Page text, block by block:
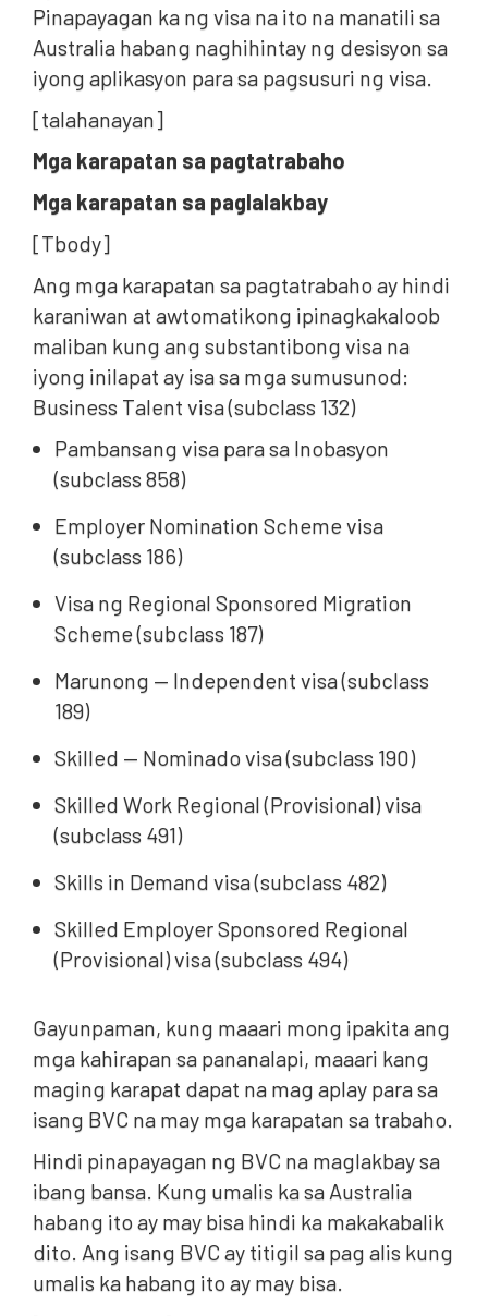
Pinapayagan ka ng visa na ito na manatili sa
Australia habang naghihintay ng desisyon sa
iyong aplikasyon para sa pagsusuri ng visa.
[talahanayan]
Mga karapatan sa pagtatrabaho
Mga karapatan sa paglalakbay
[Tbody]
Ang mga karapatan sa pagtatrabaho ay hindi
karaniwan at awtomatikong ipinagkakaloob
maliban kung ang substantibong visa na
iyong inilapat ay isa sa mga sumusunod:
Business Talent visa (subclass 132)
Pambansang visa para sa Inobasyon
(subclass 858)
Employer Nomination Scheme visa
(subclass 186)
Visa ng Regional Sponsored Migration
Scheme (subclass 187)
Marunong — Independent visa (subclass
189)
Skilled — Nominado visa (subclass 190)
Skilled Work Regional (Provisional) visa
(subclass 491)
Skills in Demand visa (subclass 482)
Skilled Employer Sponsored Regional
(Provisional) visa (subclass 494)
Gayunpaman, kung maaari mong ipakita ang
mga kahirapan sa pananalapi, maaari kang
maging karapat dapat na mag aplay para sa
isang BVC na may mga karapatan sa trabaho.
Hindi pinapayagan ng BVC na maglakbay sa
ibang bansa. Kung umalis ka sa Australia
habang ito ay may bisa hindi ka makakabalik
dito. Ang isang BVC ay titigil sa pag alis kung
umalis ka habang ito ay may bisa.